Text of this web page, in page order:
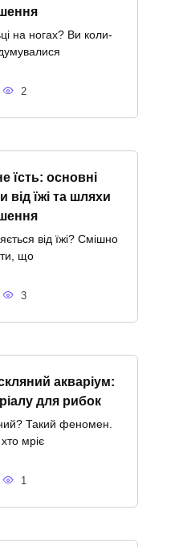
на ногах? Ви коли-
2
їсть: основні
від їжі та шляхи
від їжі? Смішно
що
3
акваріум:
для рибок
Такий феномен.
мріє
1